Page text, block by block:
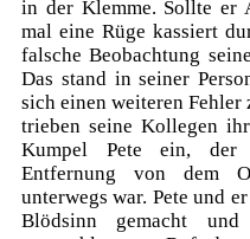
in der Klemme. Sollte er
mal eine Rüge kassiert
falsche Beobachtung
Das stand in seiner
sich einen weiteren
trieben seine Kollegen
Kumpel Pete ein,
Entfernung von dem
unterwegs war. Pete und
Blödsinn gemacht